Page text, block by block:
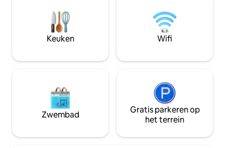
naar Bryce Canyon, Antelope Canyon,
Grand Canyon, Sand Hollow, Coral Pink
Sand Dunes, Gooseberry,
wereldberoemde golf, mountainbiken
en verbinding
Het meest
waarde hechten
attente
Keuken Wifi
Zwembad
Gratis parkeren op
het terrein